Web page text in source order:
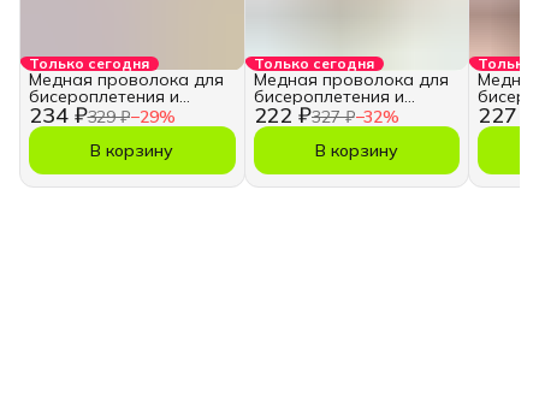
Только сегодня
234 ₽329 ₽−29%
Медная проволока для
бисероплетения и
рукоделия
В корзину
Только сегодня
222 ₽327 ₽−32%
Медная проволока для
бисероплетения и
рукоделия
В корзину
Только
227 ₽